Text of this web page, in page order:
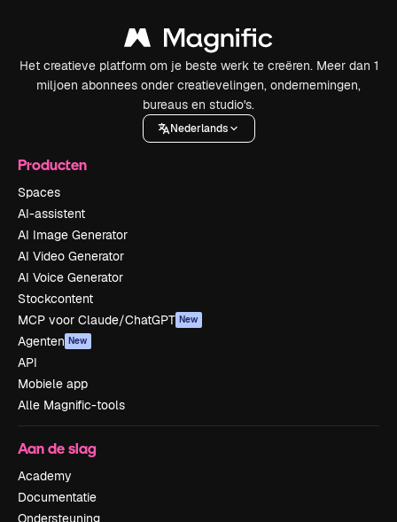
Het creatieve platform om je beste werk te creëren. Meer dan 1
miljoen abonnees onder creatievelingen, ondernemingen,
bureaus en studio's.
Nederlands
Producten
Spaces
AI-assistent
AI Image Generator
AI Video Generator
AI Voice Generator
Stockcontent
MCP voor Claude/ChatGPT New
Agenten New
API
Mobiele app
Alle Magnific-tools
Aan de slag
Academy
Documentatie
Ondersteuning